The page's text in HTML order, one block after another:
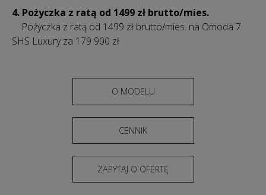
4. Pożyczka z ratą od 1499 zł brutto/mies.
Pożyczka z ratą od 1499 zł brutto/mies. na Omoda 7
SHS Luxury za 179 900 zł
O MODELU
CENNIK
ZAPYTAJ O OFERTĘ